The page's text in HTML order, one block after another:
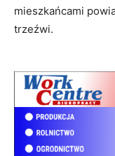
mieszkańcami
trzeźwi.